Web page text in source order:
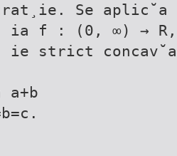
Se
ia f : (0, ∞) → R,
strict
a+b